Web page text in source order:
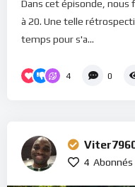
Dans cet épisonde, nous
à 20. Une telle
temps pour s'a...
4 0
4 Abonnés